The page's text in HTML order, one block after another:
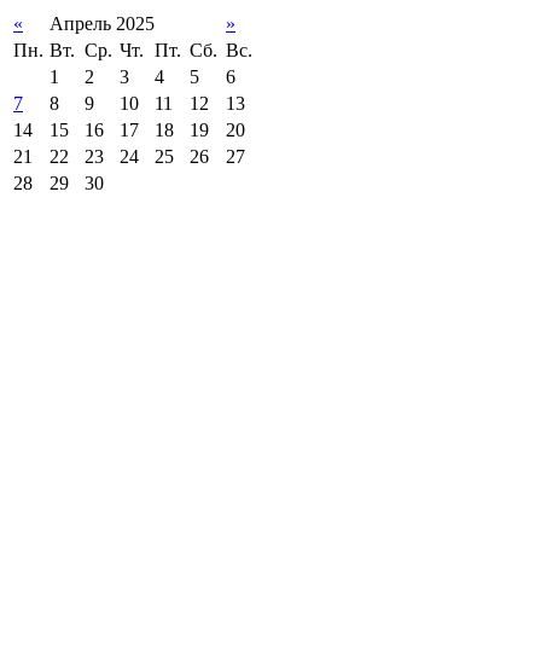
« Апрель 2025
»
Пн. Вт. Ср. Чт. Пт. Сб. Вс.
1
2 3 4 5
6
7
8 9 10 11 12
13
14
15 16 17 18 19
20
21
22 23 24 25 26
27
28
29 30